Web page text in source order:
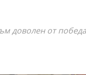
доволен от